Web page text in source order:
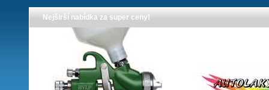
Nejširší nabídka za super ceny!